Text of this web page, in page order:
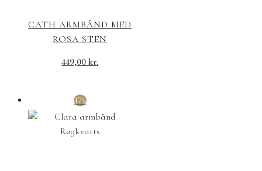
CATH ARMBÅND MED
ROSA STEN
449,00kr.
47%